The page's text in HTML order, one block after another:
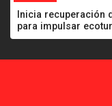
Inicia recuperación
para impulsar